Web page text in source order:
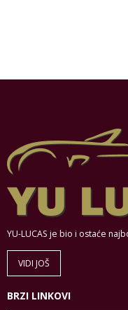
YU-LUCAS je bio i ostaće
VIDI JOŠ
BRZI LINKOVI